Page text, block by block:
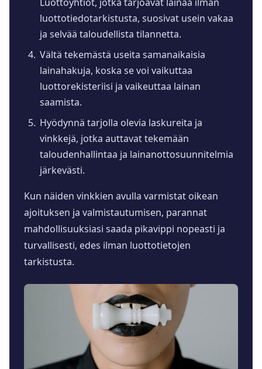
luottotiedotarkistusta, suosivat usein vakaa
ja selvää taloudellista tilannetta.
Vältä tekemästä useita samanaikaisia
lainahakuja, koska se voi vaikuttaa
luottorekisteriisi ja vaikeuttaa lainan
saamista.
Hyödynnä tarjolla olevia laskureita ja
vinkkejä, jotka auttavat tekemään
taloudenhallintaa ja lainanottosuunnitelmia
järkevästi.
Kun näiden vinkkien avulla varmistat oikean
ajoituksen ja valmistautumisen, parannat
mahdollisuuksiasi saada pikavippi nopeasti ja
turvallisesti, edes ilman luottotietojen
tarkistusta.